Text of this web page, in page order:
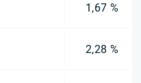
1,67 %
2,28 %